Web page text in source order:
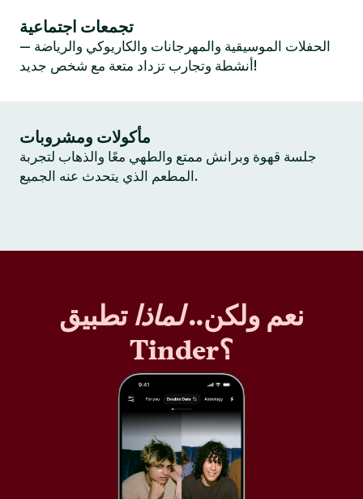
تجمعات اجتماعية
الحفلات الموسيقية والمهرجانات والكاريوكي والرياضة —
أنشطة وتجارب تزداد متعة مع شخص جديد!
مأكولات ومشروبات
جلسة قهوة وبرانش ممتع والطهي معًا والذهاب لتجربة
المطعم الذي يتحدث عنه الجميع.
نعم ولكن..لماذا تطبيق
Tinder؟